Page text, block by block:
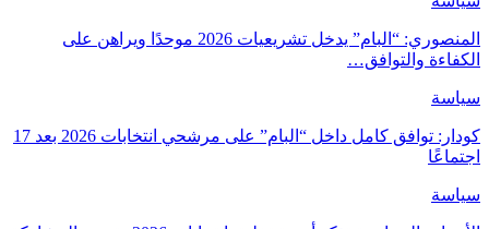
المنصوري: “البام” يدخل تشريعيات 2026 موحدًا ويراهن على
الكفاءة والتوافق…
سياسة
كودار: توافق كامل داخل “البام” على مرشحي انتخابات 2026 بعد 17
اجتماعًا
سياسة